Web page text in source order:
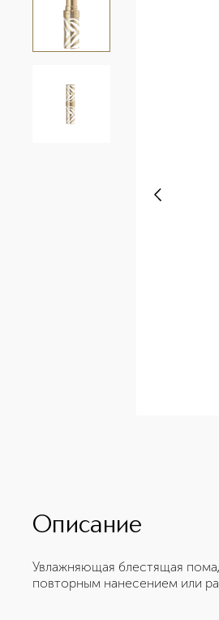
Описание
Увлажняющая блестящая
повторным нанесением или